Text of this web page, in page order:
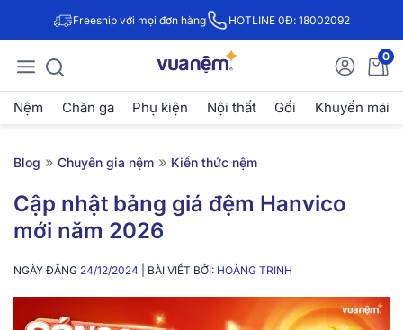
Freeship với mọi đơn hàng HOTLINE 0Đ: 18002092
0
Nệm Chăn ga Phụ kiện Nội thất Gối Khuyến mãi
Blog » Chuyên gia nệm » Kiến thức nệm
Cập nhật bảng giá đệm Hanvico
mới năm 2026
NGÀY ĐĂNG 24/12/2024 | BÀI VIẾT BỞI: HOÀNG TRINH